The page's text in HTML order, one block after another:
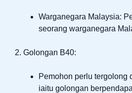
Warganegara Malaysia:
seorang warganegara
2. Golongan B40:
Pemohon perlu tergolong
iaitu golongan